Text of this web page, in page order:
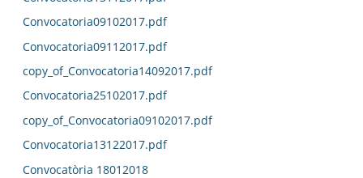
Convocatoria09102017.pdf
Convocatoria09112017.pdf
copy_of_Convocatoria14092017.pdf
Convocatoria25102017.pdf
copy_of_Convocatoria09102017.pdf
Convocatoria13122017.pdf
Convocatòria 18012018